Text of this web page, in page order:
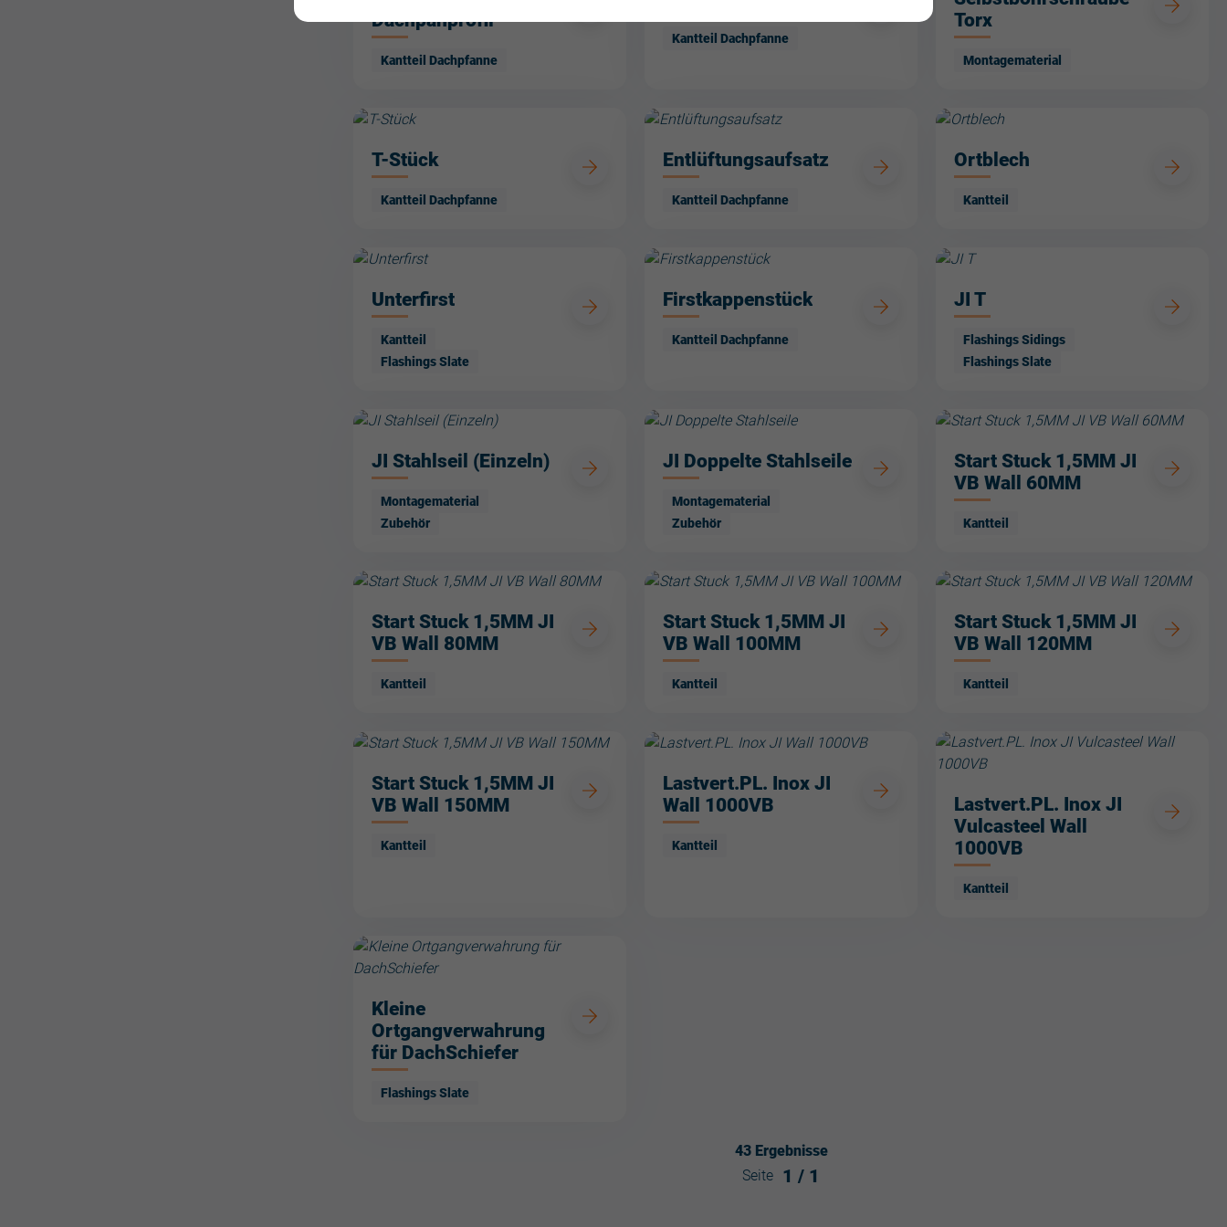
Dachpanprofil
Kantteil Dachpfanne
Kantteil Dachpfanne
Torx
Montagematerial
T-Stück
Kantteil Dachpfanne
Entlüftungsaufsatz
Kantteil Dachpfanne
Ortblech
Kantteil
Unterfirst
Kantteil
Flashings Slate
Firstkappenstück
Kantteil Dachpfanne
JI T
Flashings Sidings
Flashings Slate
JI Stahlseil (Einzeln)
Montagematerial
Zubehör
JI Doppelte Stahlseile
Montagematerial
Zubehör
Start Stuck 1,5MM JI
VB Wall 60MM
Kantteil
Start Stuck 1,5MM JI
VB Wall 80MM
Kantteil
Start Stuck 1,5MM JI
VB Wall 100MM
Kantteil
Start Stuck 1,5MM JI
VB Wall 120MM
Kantteil
Start Stuck 1,5MM JI
VB Wall 150MM
Kantteil
Lastvert.PL. Inox JI
Wall 1000VB
Kantteil
Lastvert.PL. Inox JI
Vulcasteel Wall
1000VB
Kantteil
Kleine
Ortgangverwahrung
für DachSchiefer
Flashings Slate
43 Ergebnisse
Seite 1 / 1